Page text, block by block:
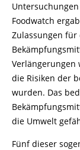
Foodwatch
Zulassungen
Verlängerungen
die Risiken der
wurden. Das
die Umwelt
Fünf dieser